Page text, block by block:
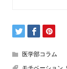
医学部コラム